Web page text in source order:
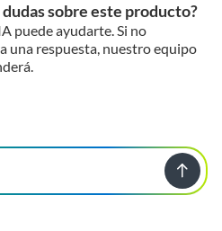
dudas sobre este producto?
puede ayudarte. Si no
una respuesta, nuestro equipo